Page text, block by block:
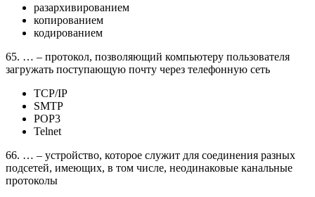
разархивированием
копированием
кодированием
65. … – протокол, позволяющий компьютеру пользователя
загружать поступающую почту через телефонную сеть
TCP/IP
SMTP
POP3
Telnet
66. … – устройство, которое служит для соединения разных
подсетей, имеющих, в том числе, неодинаковые канальные
протоколы